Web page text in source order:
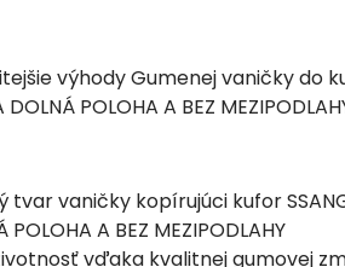
výhody Gumenej vaničky do
DOLNÁ POLOHA A BEZ
tvar vaničky kopírujúci kufor
POLOHA A BEZ MEZIPODLAHY
vďaka kvalitnej gumovej